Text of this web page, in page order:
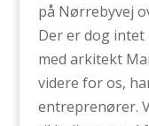
på Nørrebyvej
Der er dog
med arkitekt
videre for os,
entreprenører.